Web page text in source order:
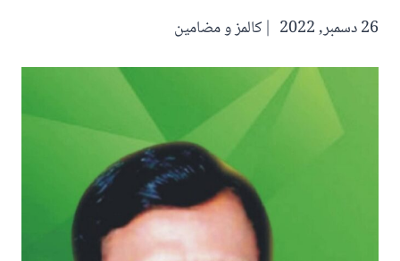
26 دسمبر, 2022 کالمز و مضامین